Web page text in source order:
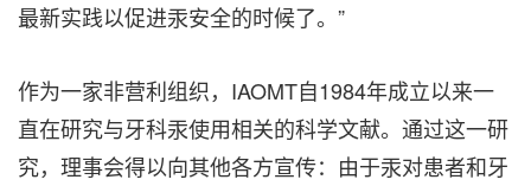
最新实践以促进汞安全的时候了。”
作为一家非营利组织，IAOMT自1984年成立以来一
直在研究与牙科汞使用相关的科学文献。通过这一研
究，理事会得以向其他各方宣传：由于汞对患者和牙